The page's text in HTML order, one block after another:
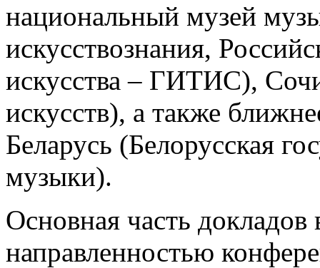
национальный музей
искусствознания,
искусства – ГИТИС),
искусств), а также
Беларусь (Белорусская
музыки).
Основная часть докладов
направленностью